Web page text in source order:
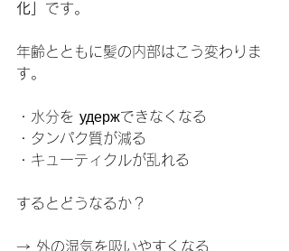
化」 です。
年齢とともに髪の内部はこう変わりま
す。
・水分を удержできなくなる
・タンパク質が減る
・キューティクルが乱れる
するとどうなるか？
→ 外の湿気を吸いやすくなる